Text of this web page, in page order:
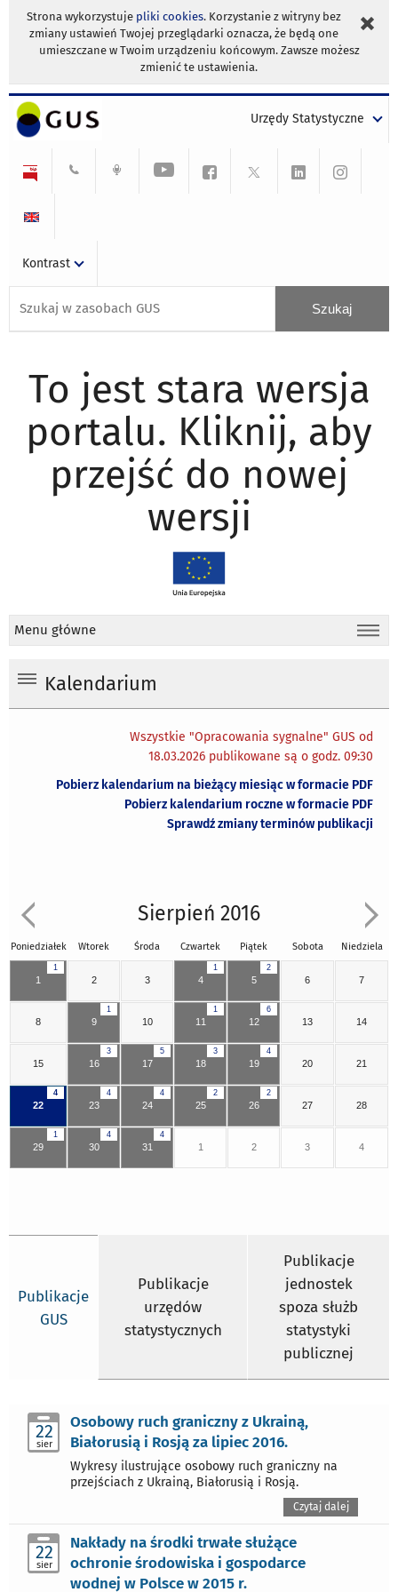
Strona wykorzystuje pliki cookies. Korzystanie z witryny bez
zmiany ustawień Twojej przeglądarki oznacza, że będą one
umieszczane w Twoim urządzeniu końcowym. Zawsze możesz
zmienić te ustawienia.
Urzędy Statystyczne
Kontrast
To jest stara wersja
portalu. Kliknij, aby
przejść do nowej
wersji
Menu główne
Kalendarium
Wszystkie "Opracowania sygnalne" GUS od
18.03.2026 publikowane są o godz. 09:30
Pobierz kalendarium na bieżący miesiąc w formacie PDF
Pobierz kalendarium roczne w formacie PDF
Sprawdź zmiany terminów publikacji
Sierpień 2016
Poniedziałek Wtorek Środa Czwartek Piątek Sobota Niedziela
1
1 2 3
1
4
2
5 6 7
8
1
9 10
1
11
6
12 13 14
15
3
16
5
17
3
18
4
19 20 21
4
22
4
23
4
24
2
25
2
26 27 28
1
29
4
30
4
31 1 2 3 4
Publikacje
GUS
Publikacje
urzędów
statystycznych
Publikacje
jednostek
spoza służb
statystyki
publicznej
22
sier
Osobowy ruch graniczny z Ukrainą,
Białorusią i Rosją za lipiec 2016.
Wykresy ilustrujące osobowy ruch graniczny na
przejściach z Ukrainą, Białorusią i Rosją.
Czytaj dalej
22
sier
Nakłady na środki trwałe służące
ochronie środowiska i gospodarce
wodnej w Polsce w 2015 r.